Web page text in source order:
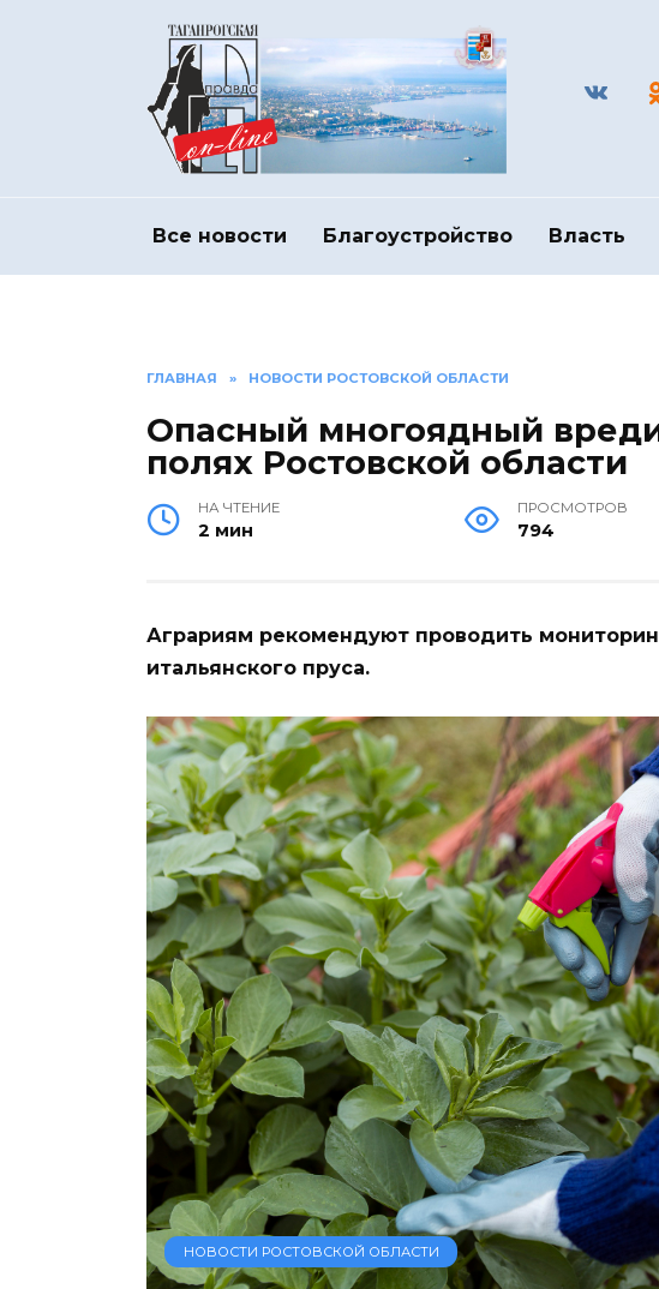
Все новости Благоустройство Власть
ГЛАВНАЯ » НОВОСТИ РОСТОВСКОЙ ОБЛАСТИ
Опасный многоядный
полях Ростовской области
НА ЧТЕНИЕ
2 мин
ПРОСМОТРОВ
794
Аграриям рекомендуют проводить
итальянского пруса.
НОВОСТИ РОСТОВСКОЙ ОБЛАСТИ